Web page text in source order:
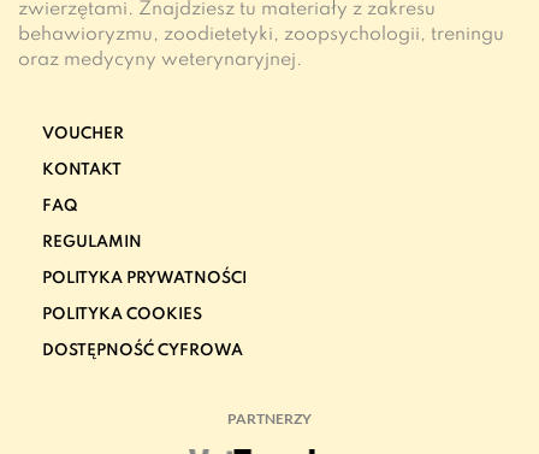
zwierzętami. Znajdziesz tu materiały z zakresu
behawioryzmu, zoodietetyki, zoopsychologii, treningu
oraz medycyny weterynaryjnej.
VOUCHER
KONTAKT
FAQ
REGULAMIN
POLITYKA PRYWATNOŚCI
POLITYKA COOKIES
DOSTĘPNOŚĆ CYFROWA
PARTNERZY